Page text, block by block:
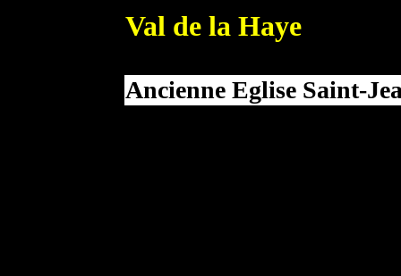
Val de la Haye
Ancienne Eglise Saint-